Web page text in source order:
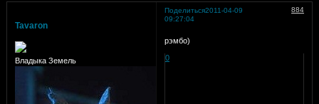
Поделиться 884
2011-04-09
09:27:04
Tavaron
Владыка Земель
рэмбо)
0